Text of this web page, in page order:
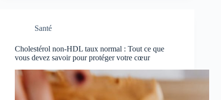
Santé
Cholestérol non-HDL taux normal : Tout ce que
vous devez savoir pour protéger votre cœur